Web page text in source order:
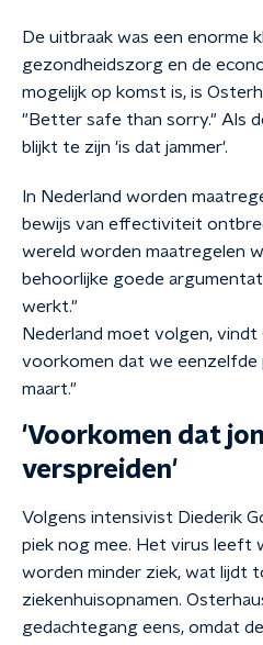
De uitbraak was een enorme
gezondheidszorg en de
mogelijk op komst is, is
"Better safe than sorry." Als
blijkt te zijn 'is dat jammer'.
In Nederland worden
bewijs van effectiviteit
wereld worden maatregelen
behoorlijke goede
werkt."
Nederland moet volgen,
voorkomen dat we eenzelfde
maart."
'Voorkomen dat
verspreiden'
Volgens intensivist Diederik
piek nog mee. Het virus leeft
worden minder ziek, wat lijdt
ziekenhuisopnamen.
gedachtegang eens, omdat